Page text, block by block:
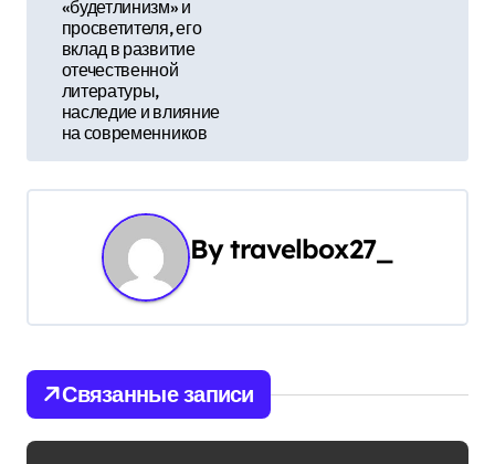
и
я
з
а
п
«будетлинизм» и
просветителя, его
вклад в развитие
отечественной
литературы,
наследие и влияние
на современников
Bytravelbox27_
Связанные записи